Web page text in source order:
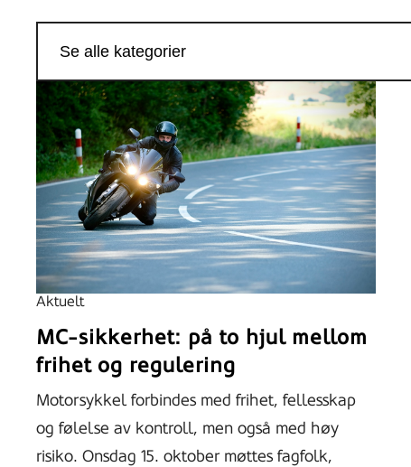
Aktuelt
MC-sikkerhet: på to hjul mellom
frihet og regulering
Motorsykkel forbindes med frihet, fellesskap
og følelse av kontroll, men også med høy
risiko. Onsdag 15. oktober møttes fagfolk,